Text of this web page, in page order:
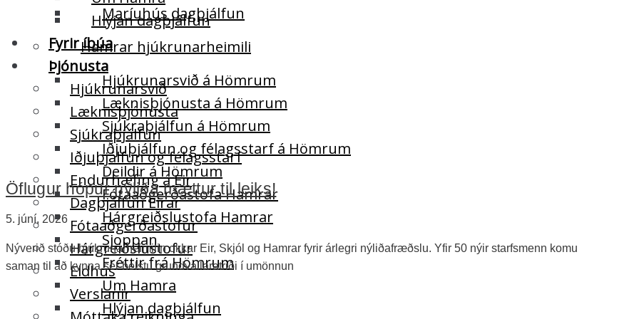
Hlýjan dagþjálfun
Fyrir íbúa
Þjónusta
Hjúkrunarsvið
Læknisþjónusta
Sjúkraþjálfun
Iðjuþjálfun og félagsstarf
Endurhæfing á Eir
Dagþjálfun Eirar
Fótaaðgerðastofur
Hárgreiðslustofur
Eldhús
Verslanir
Maríuhús dagþjálfun
Hamrar hjúkrunarheimili
Hjúkrunarsvið á Hömrum
Læknisþjónusta á Hömrum
Sjúkraþjálfun á Hömrum
Iðjuþjálfun og félagsstarf á Hömrum
Deildir á Hömrum
Fótaaðgerðastofa Hamrar
Hárgreiðslustofa Hamrar
Sjoppan
Fréttir frá Hömrum
Um Hamra
Hlýjan dagþjálfun
Öflugur hópur nýliða mættur til leiks!
5. júní, 2026
Nýverið stóðu hjúkrunarheimilin okkar Eir, Skjól og Hamrar fyrir árlegri nýliðafræðslu. Yfir 50 nýir starfsmenn komu
saman til að kynna sér helstu grundvallaratriði í umönnun